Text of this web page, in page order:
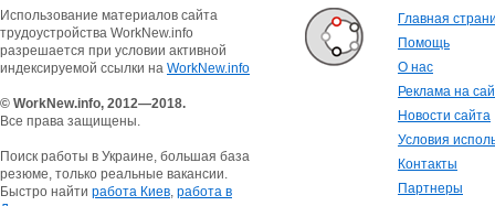
Использование материалов сайта
трудоустройства WorkNew.info
разрешается при условии активной
индексируемой ссылки на WorkNew.info
© WorkNew.info, 2012—2018.
Все права защищены.
Поиск работы в Украине, большая база
резюме, только реальные вакансии.
Быстро найти работа Киев, работа в
Главная
Помощь
О нас
Реклама на
Новости сайта
Условия
Контакты
Партнеры